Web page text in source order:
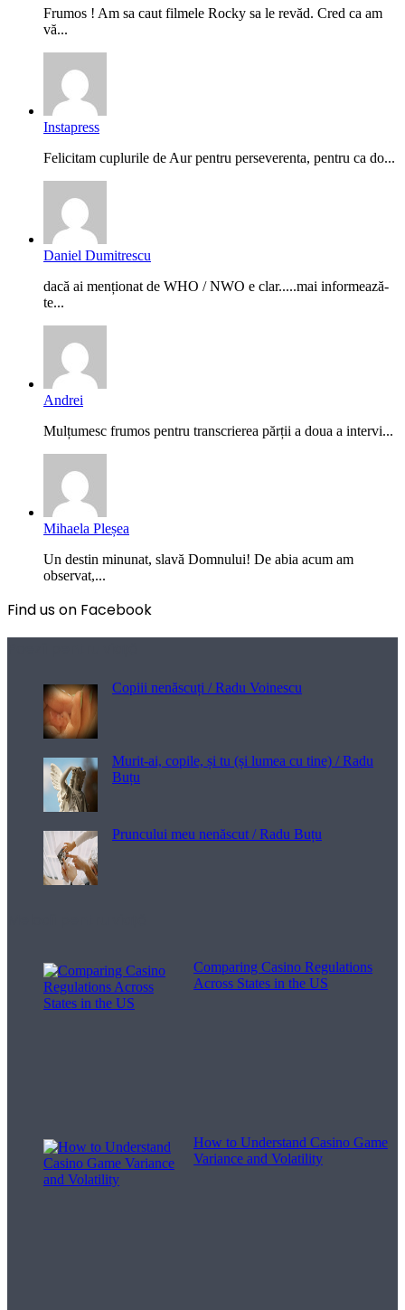
Frumos ! Am sa caut filmele Rocky sa le revăd. Cred ca am
vă...
Instapress
Felicitam cuplurile de Aur pentru perseverenta, pentru ca do...
Daniel Dumitrescu
dacă ai menționat de WHO / NWO e clar.....mai informează-
te...
Andrei
Mulțumesc frumos pentru transcrierea părții a doua a intervi...
Mihaela Pleșea
Un destin minunat, slavă Domnului! De abia acum am
observat,...
Find us on Facebook
Copiii nenăscuți / Radu Voinescu
Murit-ai, copile, și tu (și lumea cu tine) / Radu
Buțu
Pruncului meu nenăscut / Radu Buțu
Comparing Casino Regulations
Across States in the US
How to Understand Casino Game
Variance and Volatility